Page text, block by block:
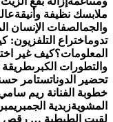
ملابسك نظيفة وأنيقة
والجمالصفات الإنسان
تدوماختراع التلفزيون:
المعلومات؟كيف غير
والتطورات الكبرىطريقة
تحضير الدوناتستامر
خطوبة الفنانة ريم
المشويةزبدية الجمبري
لقيت الطبطبة … رقص